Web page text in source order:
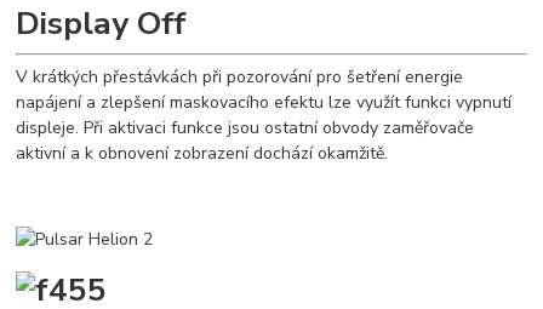
Display Off
V krátkých přestávkách při pozorování pro šetření energie
napájení a zlepšení maskovacího efektu lze využít funkci vypnutí
displeje. Při aktivaci funkce jsou ostatní obvody zaměřovače
aktivní a k obnovení zobrazení dochází okamžitě.